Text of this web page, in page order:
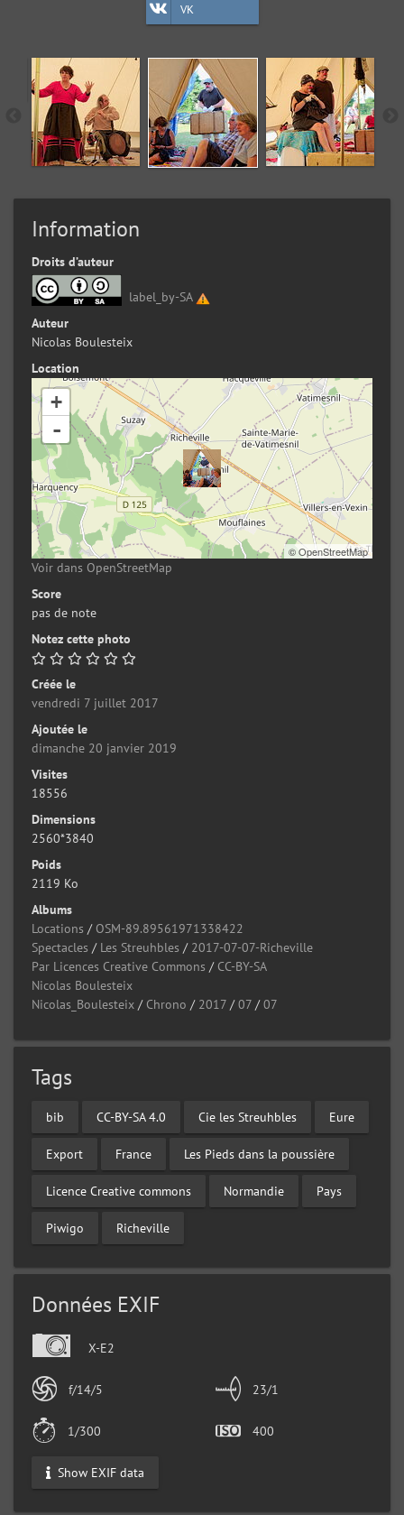
VK
Information
Droits d’auteur
label_by-SA
Auteur
Nicolas Boulesteix
Location
+
-
©OpenStreetMap
Voir dans OpenStreetMap
Score
pas de note
Notez cette photo
Créée le
vendredi 7 juillet 2017
Ajoutée le
dimanche 20 janvier 2019
Visites
18556
Dimensions
2560*3840
Poids
2119 Ko
Albums
Locations / OSM-89.89561971338422
Spectacles / Les Streuhbles / 2017-07-07-Richeville
Par Licences Creative Commons / CC-BY-SA
Nicolas Boulesteix
Nicolas_Boulesteix / Chrono / 2017 /07 /07
Tags
bib CC-BY-SA 4.0 Cie les Streuhbles Eure
Export France Les Pieds dans la poussière
Licence Creative commons Normandie Pays
Piwigo Richeville
Données EXIF
X-E2
f/14/5 23/1
1/300 400
Show EXIF data